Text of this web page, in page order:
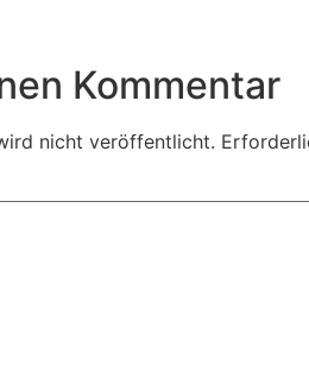
Kommentar
nicht veröffentlicht.